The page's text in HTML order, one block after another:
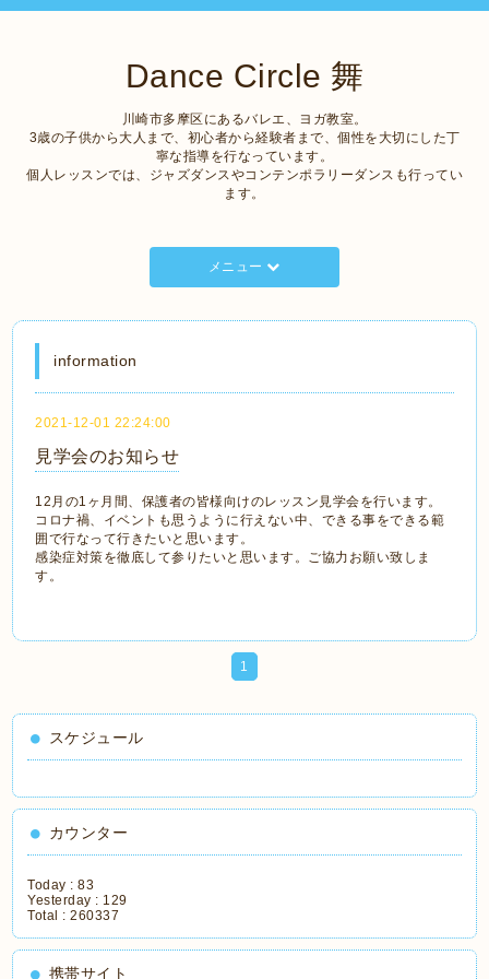
Dance Circle 舞
川崎市多摩区にあるバレエ、ヨガ教室。
3歳の子供から大人まで、初心者から経験者まで、個性を大切にした丁
寧な指導を行なっています。
個人レッスンでは、ジャズダンスやコンテンポラリーダンスも行ってい
ます。
メニュー
information
2021-12-01 22:24:00
見学会のお知らせ
12月の1ヶ月間、保護者の皆様向けのレッスン見学会を行います。
コロナ禍、イベントも思うように行えない中、できる事をできる範
囲で行なって行きたいと思います。
感染症対策を徹底して参りたいと思います。ご協力お願い致しま
す。
1
スケジュール
カウンター
Today :83
Yesterday : 129
Total :260337
携帯サイト